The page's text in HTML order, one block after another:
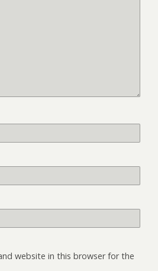
website in this browser for the